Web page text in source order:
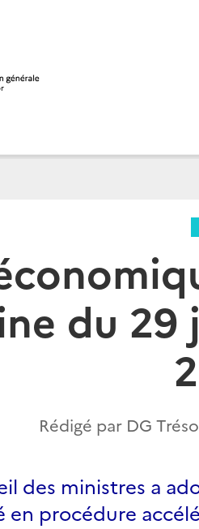
du
Rédigé par DG
des ministres a
en procédure